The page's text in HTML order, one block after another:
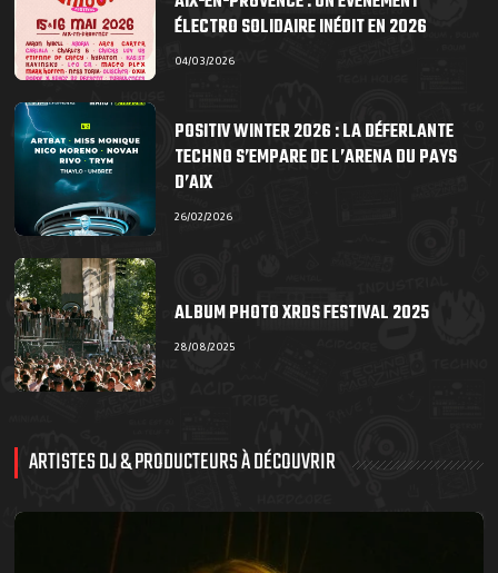
ÉLECTRO SOLIDAIRE INÉDIT EN 2026
04/03/2026
POSITIV WINTER 2026 : LA DÉFERLANTE
TECHNO S’EMPARE DE L’ARENA DU PAYS
D’AIX
26/02/2026
ALBUM PHOTO XRDS FESTIVAL 2025
28/08/2025
ARTISTES DJ & PRODUCTEURS À DÉCOUVRIR